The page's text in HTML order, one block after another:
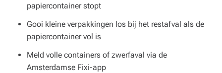
papiercontainer stopt
Gooi kleine verpakkingen los bij het restafval als de
papiercontainer vol is
Meld volle containers of zwerfaval via de
Amsterdamse Fixi-app